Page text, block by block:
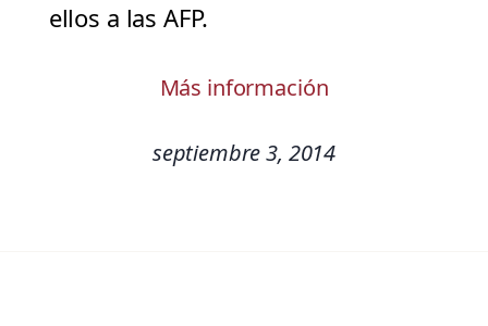
ellos a las AFP.
Más información
septiembre 3, 2014